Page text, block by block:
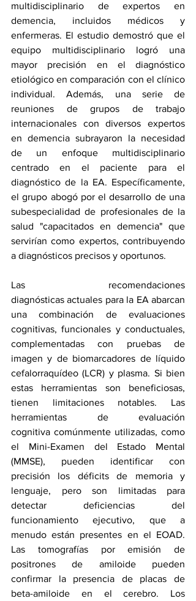
multidisciplinario de expertos en
demencia, incluidos médicos y
enfermeras. El estudio demostró que el
equipo multidisciplinario logró una
mayor precisión en el diagnóstico
etiológico en comparación con el clínico
individual. Además, una serie de
reuniones de grupos de trabajo
internacionales con diversos expertos
en demencia subrayaron la necesidad
de un enfoque multidisciplinario
centrado en el paciente para el
diagnóstico de la EA. Específicamente,
el grupo abogó por el desarrollo de una
subespecialidad de profesionales de la
salud "capacitados en demencia" que
servirían como expertos, contribuyendo
a diagnósticos precisos y oportunos.
Las recomendaciones
diagnósticas actuales para la EA abarcan
una combinación de evaluaciones
cognitivas, funcionales y conductuales,
complementadas con pruebas de
imagen y de biomarcadores de líquido
cefalorraquídeo (LCR) y plasma. Si bien
estas herramientas son beneficiosas,
tienen limitaciones notables. Las
herramientas de evaluación
cognitiva comúnmente utilizadas, como
el Mini-Examen del Estado Mental
(MMSE), pueden identificar con
precisión los déficits de memoria y
lenguaje, pero son limitadas para
detectar deficiencias del
funcionamiento ejecutivo, que a
menudo están presentes en el EOAD.
Las tomografías por emisión de
positrones de amiloide pueden
confirmar la presencia de placas de
beta-amiloide en el cerebro. Los